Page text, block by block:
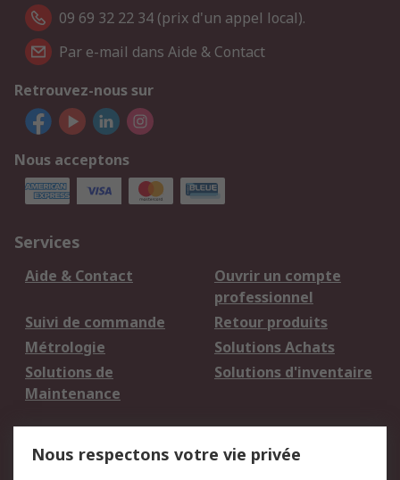
09 69 32 22 34 (prix d'un appel local).
Par e-mail dans Aide & Contact
Retrouvez-nous sur
Nous acceptons
Services
Aide & Contact
Ouvrir un compte
professionnel
Suivi de commande
Retour produits
Métrologie
Solutions Achats
Solutions de
Maintenance
Solutions d'inventaire
Nous respectons votre vie privée